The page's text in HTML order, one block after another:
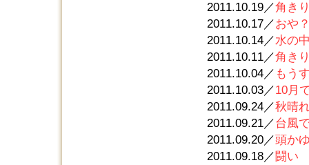
2011.10.19／角き
2011.10.17／おや
2011.10.14／水の
2011.10.11／角き
2011.10.04／ もう
2011.10.03／10月
2011.09.24／秋晴
2011.09.21／台風
2011.09.20／頭か
2011.09.18／闘い